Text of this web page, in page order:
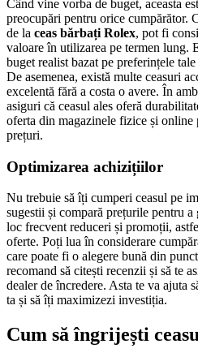
Când vine vorba de buget, aceasta
preocupări pentru orice cumpărător.
de la ceas bărbați Rolex, pot fi
valoare în utilizarea pe termen lung.
buget realist bazat pe preferințele
De asemenea, există multe ceasuri
excelentă fără a costa o avere. În
asiguri că ceasul ales oferă
oferta din magazinele fizice și
prețuri.
Optimizarea achizițiilor
Nu trebuie să îți cumperi ceasul pe
sugestii și compară prețurile pentru
loc frecvent reduceri și promoții,
oferte. Poți lua în considerare
care poate fi o alegere bună din
recomand să citești recenzii și să te
dealer de încredere. Asta te va ajuta
ta și să îți maximizezi investiția.
Cum să îngrijești